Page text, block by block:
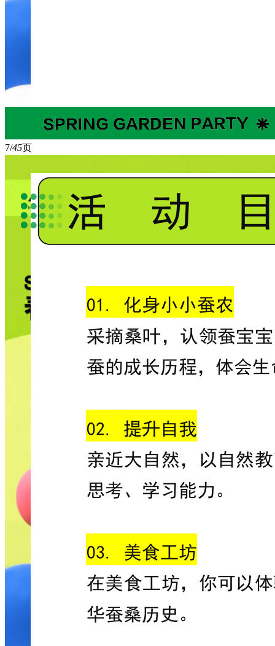
7/45页